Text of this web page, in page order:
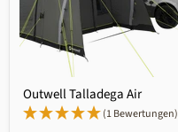
Outwell Talladega Air
(1 Bewertungen)